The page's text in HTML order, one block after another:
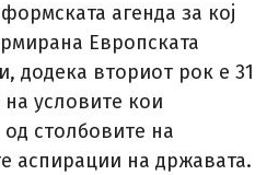
агенда за кој
Европската
додека вториот рок е 31
условите кои
од столбовите на
аспирации на државата.